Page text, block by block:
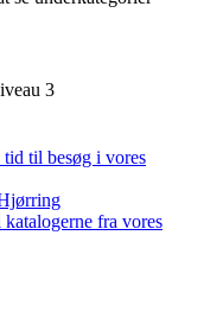
3
til besøg i vores
fra vores